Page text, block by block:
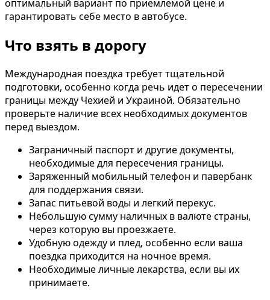
оптимальный вариант по приемлемой цене и
гарантировать себе место в автобусе.
Что взять в дорогу
Международная поездка требует тщательной
подготовки, особенно когда речь идет о пересечении
границы между Чехией и Украиной. Обязательно
проверьте наличие всех необходимых документов
перед выездом.
Заграничный паспорт и другие документы,
необходимые для пересечения границы.
Заряженный мобильный телефон и павербанк
для поддержания связи.
Запас питьевой воды и легкий перекус.
Небольшую сумму наличных в валюте страны,
через которую вы проезжаете.
Удобную одежду и плед, особенно если ваша
поездка приходится на ночное время.
Необходимые личные лекарства, если вы их
принимаете.